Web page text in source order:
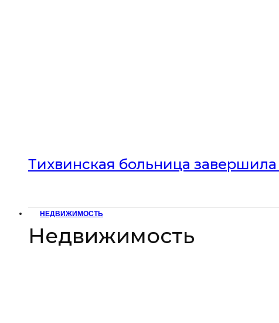
Тихвинская больница
НЕДВИЖИМОСТЬ
Недвижимость